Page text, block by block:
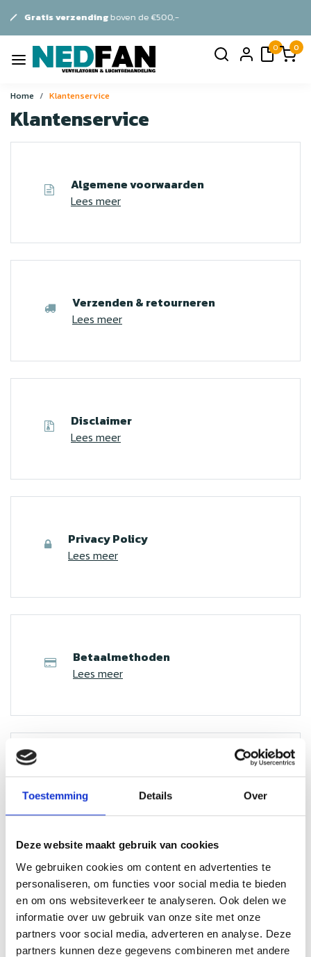
Toestemming Details Over
Deze website maakt gebruik van cookies
We gebruiken cookies om content en advertenties te
personaliseren, om functies voor social media te bieden
en om ons websiteverkeer te analyseren. Ook delen we
informatie over uw gebruik van onze site met onze
partners voor social media, adverteren en analyse. Deze
partners kunnen deze gegevens combineren met andere
de €500,-
0 0
Home Klantenservice
Klantenservice
Algemene voorwaarden
Lees meer
Verzenden & retourneren
Lees meer
Disclaimer
Lees meer
Privacy Policy
Lees meer
Betaalmethoden
Lees meer
Over ons
Lees meer
Neem contact op
Naam*
Bedrijf